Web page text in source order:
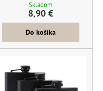
Skladom
8,90 €
Do košíka